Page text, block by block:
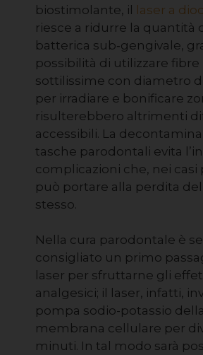
biostimolante, il laser a
riesce a ridurre la quantità
batterica sub‐gengivale,
possibilità di utilizzare fibre
sottilissime con diametro
per irradiare e bonificare
risulterebbero altrimenti
accessibili. La
tasche parodontali evita
complicazioni che, nei casi
può portare alla perdita
stesso.
Nella cura parodontale è
consigliato un primo
laser per sfruttarne gli
analgesici; il laser, infatti,
pompa sodio-potassio della
membrana cellulare per
minuti. In tal modo sarà